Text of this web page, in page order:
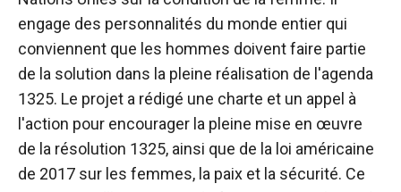
engage des personnalités du monde entier qui
conviennent que les hommes doivent faire partie
de la solution dans la pleine réalisation de l'agenda
1325. Le projet a rédigé une charte et un appel à
l'action pour encourager la pleine mise en œuvre
de la résolution 1325, ainsi que de la loi américaine
de 2017 sur les femmes, la paix et la sécurité. Ce